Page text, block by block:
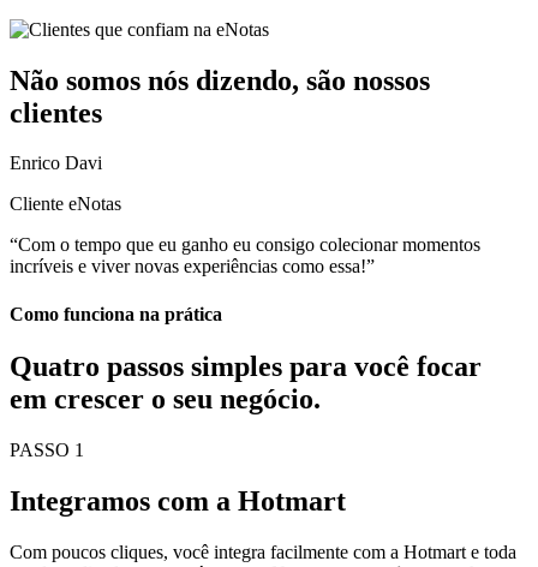
Não somos nós dizendo, são nossos
clientes
Enrico Davi
Cliente eNotas
“Com o tempo que eu ganho eu consigo colecionar momentos
incríveis e viver novas experiências como essa!”
Como funciona na prática
Quatro passos simples para você focar
em crescer o seu negócio.
PASSO 1
Integramos com a Hotmart
Com poucos cliques, você integra facilmente com a Hotmart e toda